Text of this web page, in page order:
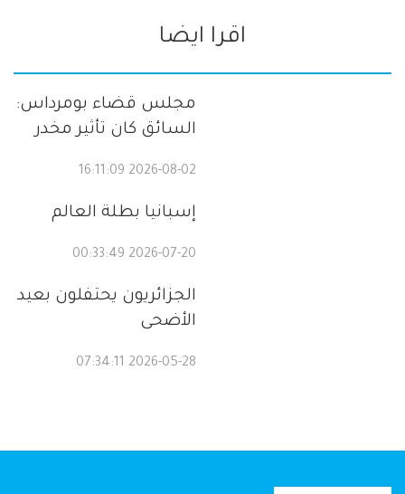
اقرا ايضا
مجلس قضاء بومرداس:
السائق كان تأثير مخدر
2026-08-02 16:11:09
إسبانيا بطلة العالم
2026-07-20 00:33:49
الجزائريون يحتفلون بعيد
الأضحى
2026-05-28 07:34:11